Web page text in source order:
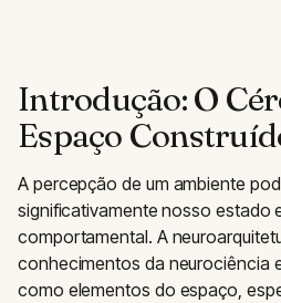
Introdução: O
Espaço
A percepção de um ambiente
significativamente nosso estado
comportamental. A
conhecimentos da neurociência
como elementos do espaço,